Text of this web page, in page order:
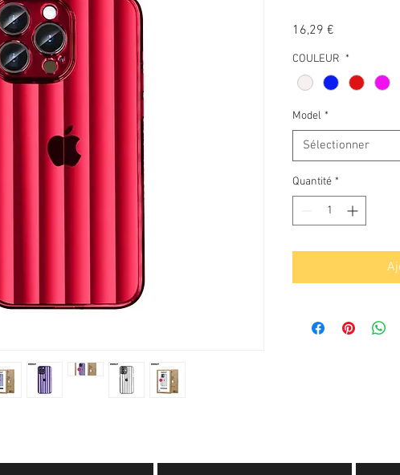
16,29 €
COULEUR *
Model *
Sélectionner
Quantité *